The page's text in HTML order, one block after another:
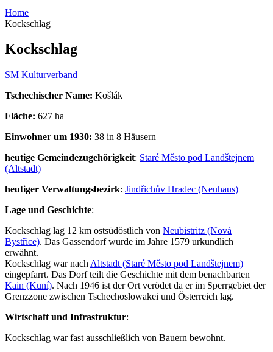
Home
Kockschlag
Kockschlag
SM Kulturverband
Tschechischer Name: Košlák
Fläche: 627 ha
Einwohner um 1930: 38 in 8 Häusern
heutige Gemeindezugehörigkeit: Staré Město pod Landštejnem
(Altstadt)
heutiger Verwaltungsbezirk: Jindřichův Hradec (Neuhaus)
Lage und Geschichte:
Kockschlag lag 12 km ostsüdöstlich von Neubistritz (Nová
Bystřice). Das Gassendorf wurde im Jahre 1579 urkundlich
erwähnt.
Kockschlag war nach Altstadt (Staré Město pod Landštejnem)
eingepfarrt. Das Dorf teilt die Geschichte mit dem benachbarten
Kain (Kuní). Nach 1946 ist der Ort verödet da er im Sperrgebiet der
Grenzzone zwischen Tschechoslowakei und Österreich lag.
Wirtschaft und Infrastruktur:
Kockschlag war fast ausschließlich von Bauern bewohnt.